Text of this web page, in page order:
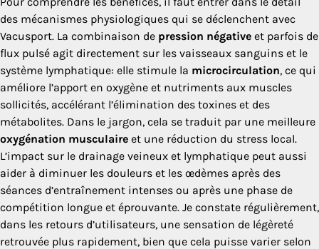
des mécanismes physiologiques qui se déclenchent avec
Vacusport. La combinaison de pression négative et parfois de
flux pulsé agit directement sur les vaisseaux sanguins et le
système lymphatique: elle stimule la microcirculation, ce qui
améliore l’apport en oxygène et nutriments aux muscles
sollicités, accélérant l’élimination des toxines et des
métabolites. Dans le jargon, cela se traduit par une meilleure
oxygénation musculaire et une réduction du stress local.
L’impact sur le drainage veineux et lymphatique peut aussi
aider à diminuer les douleurs et les œdèmes après des
séances d’entraînement intenses ou après une phase de
compétition longue et éprouvante. Je constate régulièrement,
dans les retours d’utilisateurs, une sensation de légèreté
retrouvée plus rapidement, bien que cela puisse varier selon